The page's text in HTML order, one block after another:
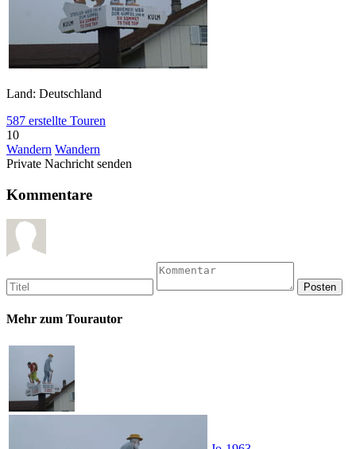
Land: Deutschland
587 erstellte Touren
10
Wandern Wandern
Private Nachricht senden
Kommentare
Mehr zum Tourautor